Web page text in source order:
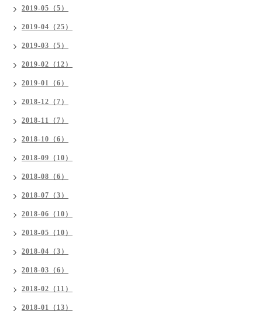
2019-05（5）
2019-04（25）
2019-03（5）
2019-02（12）
2019-01（6）
2018-12（7）
2018-11（7）
2018-10（6）
2018-09（10）
2018-08（6）
2018-07（3）
2018-06（10）
2018-05（10）
2018-04（3）
2018-03（6）
2018-02（11）
2018-01（13）